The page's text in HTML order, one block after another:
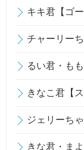
キキ君【ゴ
チャーリー
るい君・も
きなこ君【
ジェリーち
きな君・ま